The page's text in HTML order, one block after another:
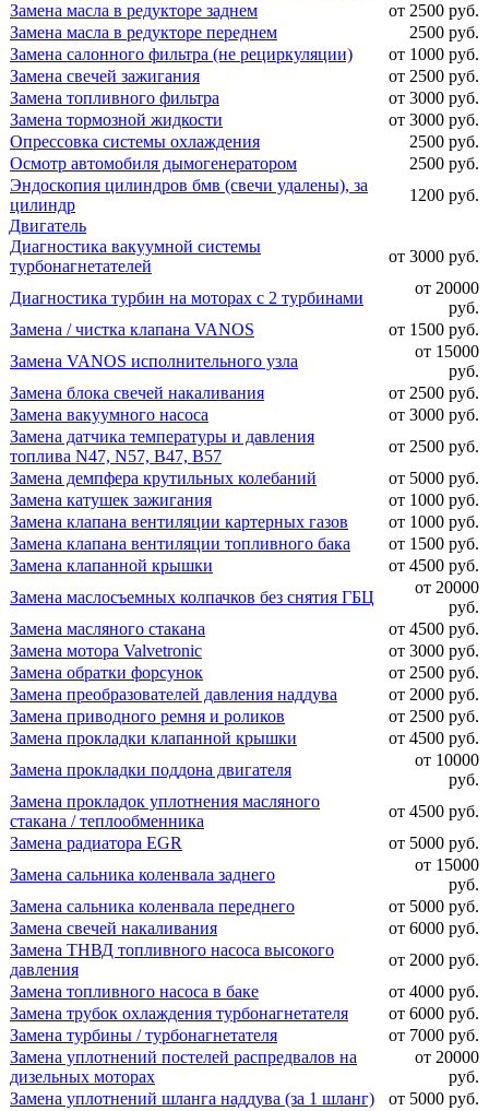
Замена масла в редукторе заднем
от 2500 руб.
Замена масла в редукторе переднем
2500 руб.
Замена салонного фильтра (не рециркуляции)
от 1000 руб.
Замена свечей зажигания
от 2500 руб.
Замена топливного фильтра
от 3000 руб.
Замена тормозной жидкости
от 3000 руб.
Опрессовка системы охлаждения
2500 руб.
Осмотр автомобиля дымогенератором
2500 руб.
Эндоскопия цилиндров бмв (свечи удалены), за
цилиндр
1200 руб.
Двигатель
Диагностика вакуумной системы
турбонагнетателей
от 3000 руб.
Диагностика турбин на моторах с 2 турбинами
от 20000
руб.
Замена / чистка клапана VANOS
от 1500 руб.
Замена VANOS исполнительного узла
от 15000
руб.
Замена блока свечей накаливания
от 2500 руб.
Замена вакуумного насоса
от 3000 руб.
Замена датчика температуры и давления
топлива N47, N57, B47, B57
от 2500 руб.
Замена демпфера крутильных колебаний
от 5000 руб.
Замена катушек зажигания
от 1000 руб.
Замена клапана вентиляции картерных газов
от 1000 руб.
Замена клапана вентиляции топливного бака
от 1500 руб.
Замена клапанной крышки
от 4500 руб.
Замена маслосъемных колпачков без снятия ГБЦ
от 20000
руб.
Замена масляного стакана
от 4500 руб.
Замена мотора Valvetronic
от 3000 руб.
Замена обратки форсунок
от 2500 руб.
Замена преобразователей давления наддува
от 2000 руб.
Замена приводного ремня и роликов
от 2500 руб.
Замена прокладки клапанной крышки
от 4500 руб.
Замена прокладки поддона двигателя
от 10000
руб.
Замена прокладок уплотнения масляного
стакана / теплообменника
от 4500 руб.
Замена радиатора EGR
от 5000 руб.
Замена сальника коленвала заднего
от 15000
руб.
Замена сальника коленвала переднего
от 5000 руб.
Замена свечей накаливания
от 6000 руб.
Замена ТНВД топливного насоса высокого
давления
от 2000 руб.
Замена топливного насоса в баке
от 4000 руб.
Замена трубок охлаждения турбонагнетателя
от 6000 руб.
Замена турбины / турбонагнетателя
от 7000 руб.
Замена уплотнений постелей распредвалов на
дизельных моторах
от 20000
руб.
Замена уплотнений шланга наддува (за 1 шланг)
от 5000 руб.